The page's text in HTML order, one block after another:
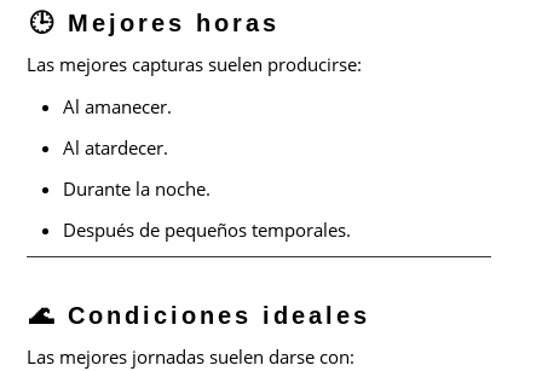
🕒 Mejores horas
Las mejores capturas suelen producirse:
Al amanecer.
Al atardecer.
Durante la noche.
Después de pequeños temporales.
🌊 Condiciones ideales
Las mejores jornadas suelen darse con: